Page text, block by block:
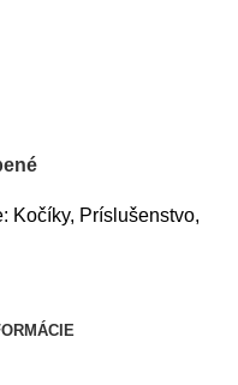
Kočíky, Príslušenstvo,